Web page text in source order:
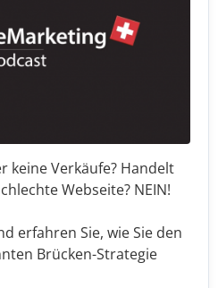
keine Verkäufe? Handelt
Webseite? NEIN!
erfahren Sie, wie Sie den
Brücken-Strategie